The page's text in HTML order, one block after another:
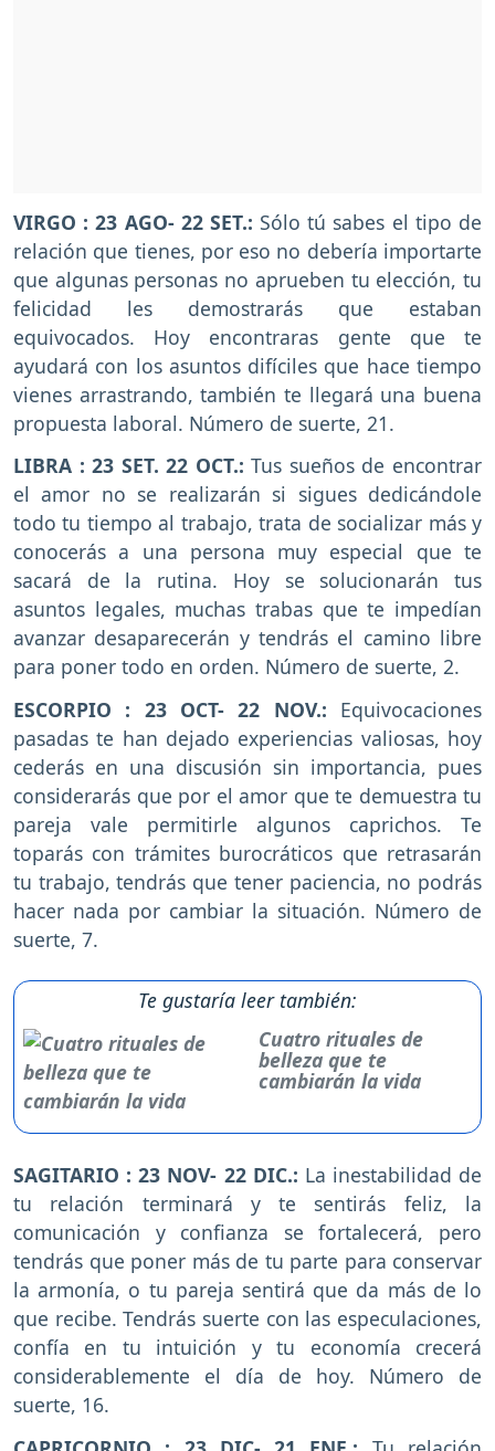
VIRGO : 23 AGO- 22 SET.: Sólo tú sabes el tipo de
relación que tienes, por eso no debería importarte
que algunas personas no aprueben tu elección, tu
felicidad les demostrarás que estaban
equivocados. Hoy encontraras gente que te
ayudará con los asuntos difíciles que hace tiempo
vienes arrastrando, también te llegará una buena
propuesta laboral. Número de suerte, 21.
LIBRA : 23 SET. 22 OCT.: Tus sueños de encontrar
el amor no se realizarán si sigues dedicándole
todo tu tiempo al trabajo, trata de socializar más y
conocerás a una persona muy especial que te
sacará de la rutina. Hoy se solucionarán tus
asuntos legales, muchas trabas que te impedían
avanzar desaparecerán y tendrás el camino libre
para poner todo en orden. Número de suerte, 2.
ESCORPIO : 23 OCT- 22 NOV.: Equivocaciones
pasadas te han dejado experiencias valiosas, hoy
cederás en una discusión sin importancia, pues
considerarás que por el amor que te demuestra tu
pareja vale permitirle algunos caprichos. Te
toparás con trámites burocráticos que retrasarán
tu trabajo, tendrás que tener paciencia, no podrás
hacer nada por cambiar la situación. Número de
suerte, 7.
Te gustaría leer también:
Cuatro rituales de
belleza que te
cambiarán la vida
SAGITARIO : 23 NOV- 22 DIC.: La inestabilidad de
tu relación terminará y te sentirás feliz, la
comunicación y confianza se fortalecerá, pero
tendrás que poner más de tu parte para conservar
la armonía, o tu pareja sentirá que da más de lo
que recibe. Tendrás suerte con las especulaciones,
confía en tu intuición y tu economía crecerá
considerablemente el día de hoy. Número de
suerte, 16.